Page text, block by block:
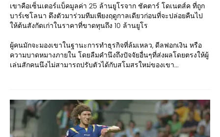
เขาคือเซ็นเตอร์แบ็คมูลค่า 25 ล้านยูโรจาก ชัคตาร์ โดเนตส์ค ที่ถูก
บาร์เซโลนา ดึงตัวมาร่วมทีมเพียงฤดูกาลเดียวก่อนที่จะปล่อยคืนไป
ให้ต้นสังกัดเก่าในราคาที่ขาดทุนถึง 10 ล้านยูโร
ผู้คนมักจะมองเขาในฐานะการทำธุรกิจที่ล้มเหลว, ดีลฟอกเงิน หรือ
ความบาดหมางภายใน โดยลืมคำนึงถึงปัจจัยอื่นๆที่ส่งผลโดยตรงให้ผู้
เล่นสักคนนึงไม่สามารถปรับตัวได้กับสโมสรใหม่ของเขา...